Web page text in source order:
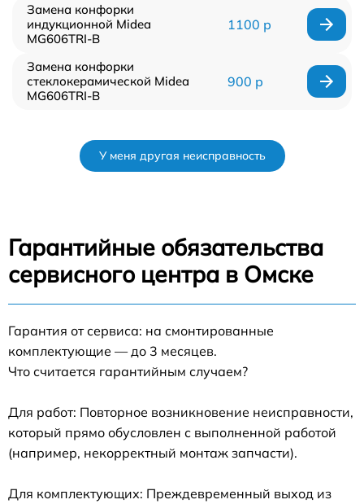
Замена конфорки
индукционной Midea
MG606TRI-B
1100 р
Замена конфорки
стеклокерамической Midea
MG606TRI-B
900 р
У меня другая неисправность
Гарантийные обязательства
сервисного центра в Омске
Гарантия от сервиса: на смонтированные
комплектующие — до 3 месяцев.
Что считается гарантийным случаем?
Для работ: Повторное возникновение неисправности,
который прямо обусловлен с выполненной работой
(например, некорректный монтаж запчасти).
Для комплектующих: Преждевременный выход из